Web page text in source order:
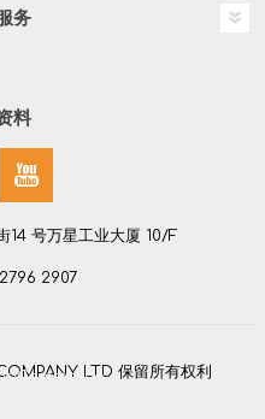
务
料
14 号万星工业大厦 10/F
2907
LTD 保留所有权利